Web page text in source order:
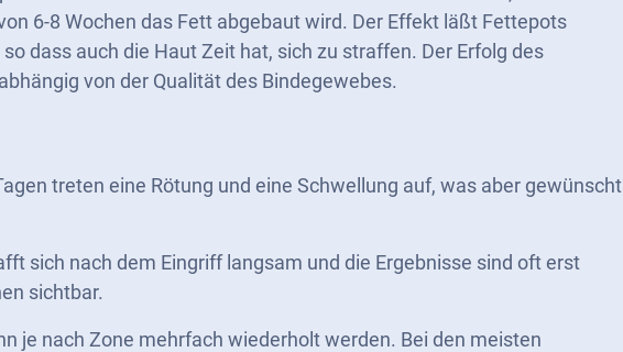
6-8 Wochen das Fett abgebaut wird. Der Effekt läßt Fettepots
dass auch die Haut Zeit hat, sich zu straffen. Der Erfolg des
von der Qualität des Bindegewebes.
treten eine Rötung und eine Schwellung auf, was aber gewünscht
sich nach dem Eingriff langsam und die Ergebnisse sind oft erst
sichtbar.
je nach Zone mehrfach wiederholt werden. Bei den meisten